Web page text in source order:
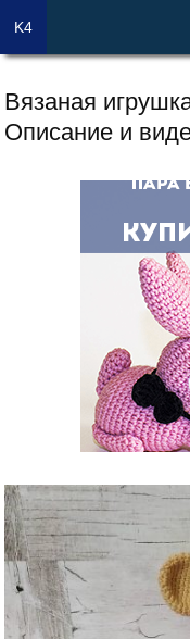
Вязаная
Описание и
K4